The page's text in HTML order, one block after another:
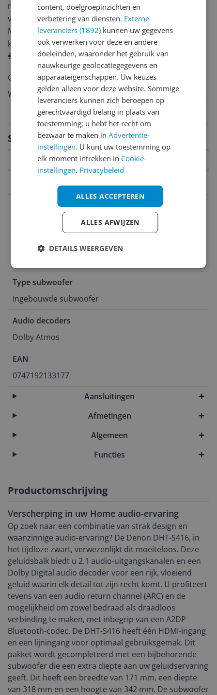
Specificaties
Technisch
Kanalen
Type subwoofer
Ingebouwde subwoofer
Audio decoders
Dolby Atmos
EAN
0747192133177
Aansluitingen
Afmetingen
Algemeen
Functies
Productomschrijving
Verscherping in uw Home audio-ervaring
Op zoek naar een combinatie van strak design en
waanzinnige audio-ervaring? De Denon DHT-S416, in
het tijdloze zwart, verwezenlijkt dit moeiteloos. Deze
geluidsbalk biedt u 2.1 audio-uitgangskanalen en een
Dolby Digital audio decoder voor een rijk, vloeiend
geluid waarin elk detail tot zijn recht komt. U profiteert
tevens van een audio return channel (ARC) en de
mogelijkheid om zowel bedraad als draadloos
verbinding te maken, met inbegrip van een A2DP
Bluetooth-codec. De DHT-S416 heeft één HDMI-ingang
en een lijningang voor optimaal gebruiksgemak. Dit
pakket wordt gecompleteerd met een bijbehorende
subwoofer die een extra diepte aan uw geluidservaring
geeft. Dit heeft een breedte van 171 mm, een diepte
van 318 mm en een hoogte van 342 mm. De subwoofer
review. Afhankelijk van de details duurt het schrijven
van een review gemiddeld tussen de 3 en 10 minuten.
Met jouw mening help je andere bezoekers een betere
keuze te maken én maak je iedere maand kans op
€250,-!
Klik hier voor de actievoorwaarden.
Cijfer
Welk cijfer geef jij dit product?
8
7
6
5
4
3
2
Vraag 1 van 4
content, doelgroepinzichten en
verbetering van diensten. Externe
leveranciers (1892) kunnen uw gegevens
ook verwerken voor deze en andere
doeleinden, waaronder het gebruik van
nauwkeurige geolocatiegegevens en
apparaateigenschappen. Uw keuzes
gelden alleen voor deze website. Sommige
leveranciers kunnen zich beroepen op
gerechtvaardigd belang in plaats van
toestemming; u hebt het recht om
bezwaar te maken inAdvertentie-
instellingen. U kunt uw toestemming op
elk moment intrekken in Cookie-
instellingen. Privacybeleid
ALLES ACCEPTEREN
ALLES AFWIJZEN
DETAILS WEERGEVEN